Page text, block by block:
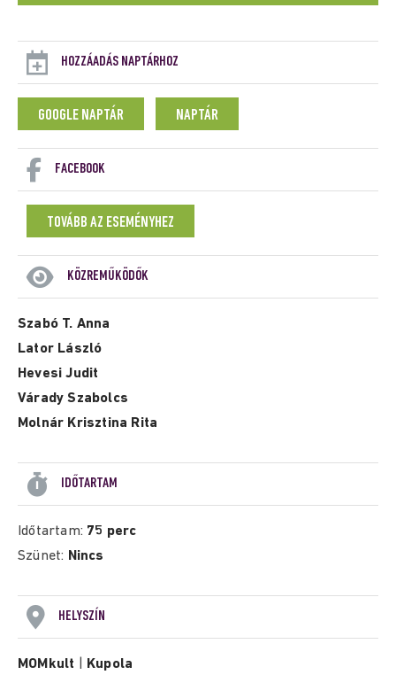
HOZZÁADÁS NAPTÁRHOZ
GOOGLE NAPTÁR NAPTÁR
FACEBOOK
TOVÁBB AZ ESEMÉNYHEZ
KÖZREMŰKÖDŐK
Szabó T. Anna
Lator László
Hevesi Judit
Várady Szabolcs
Molnár Krisztina Rita
IDŐTARTAM
Időtartam: 75 perc
Szünet: Nincs
HELYSZÍN
MOMkult Kupola